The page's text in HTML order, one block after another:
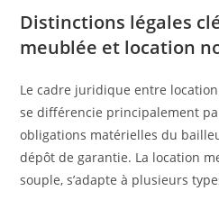
Distinctions légales
meublée et location
Le cadre juridique entre
se différencie principalement
obligations matérielles du
dépôt de garantie. La location
souple, s’adapte à plusieurs